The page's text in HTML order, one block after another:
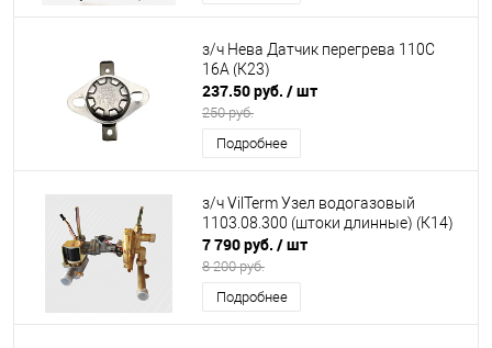
з/ч Нева Датчик перегрева 110С
16А (К23)
237.50 руб. / шт
250 руб.
Подробнее
з/ч VilTerm Узел водогазовый
1103.08.300 (штоки длинные) (К14)
7 790 руб. / шт
8 200 руб.
Подробнее